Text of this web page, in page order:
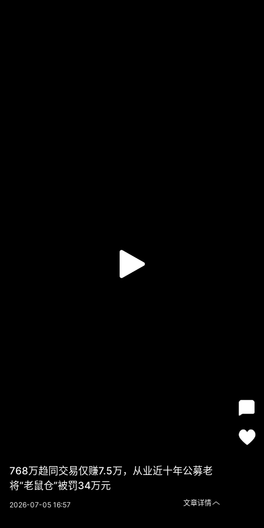
768万趋同交易仅赚7.5万，从业近十年公募老
将“老鼠仓”被罚34万元
2026-07-05 16:57 文章详情